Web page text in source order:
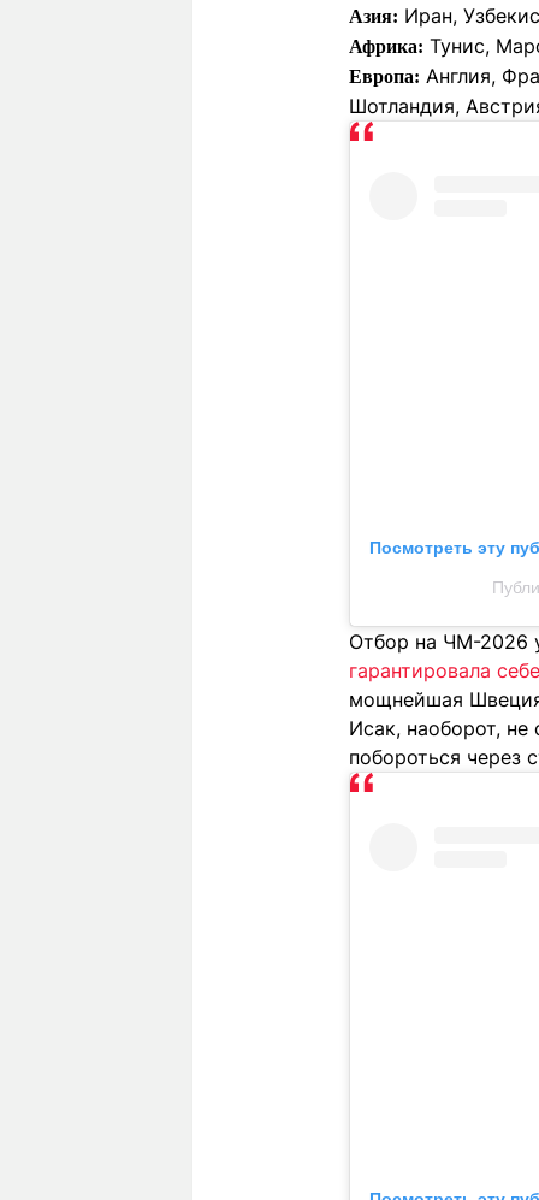
Азия: Иран,
Африка: Тунис,
Европа: Англия,
Шотландия,
Посмотреть эту
Отбор на ЧМ-2026
гарантировала себе
мощнейшая
Исак, наоборот,
побороться через